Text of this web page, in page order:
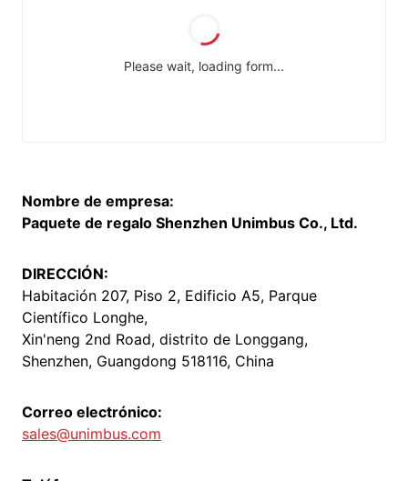
Nombre de empresa:
Paquete de regalo Shenzhen Unimbus Co., Ltd.
DIRECCIÓN:
Habitación 207, Piso 2, Edificio A5, Parque
Científico Longhe,
Xin'neng 2nd Road, distrito de Longgang,
Shenzhen, Guangdong 518116, China
Correo electrónico:
sales@unimbus.com